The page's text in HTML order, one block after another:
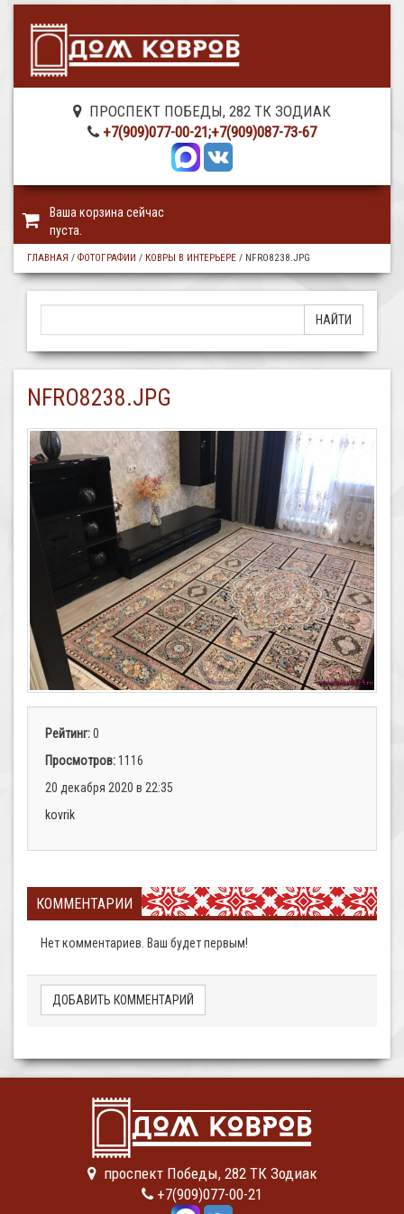
ПРОСПЕКТ ПОБЕДЫ, 282 ТК ЗОДИАК
+7(909)077-00-21;+7(909)087-73-67
Ваша корзина сейчас
пуста.
ГЛАВНАЯ / ФОТОГРАФИИ / КОВРЫ В ИНТЕРЬЕРЕ / NFRO8238.JPG
NFRO8238.JPG
Рейтинг:0
Просмотров:1116
20 декабря 2020 в 22:35
kovrik
КОММЕНТАРИИ
Нет комментариев. Ваш будет первым!
ДОБАВИТЬ КОММЕНТАРИЙ
проспект Победы, 282 ТК Зодиак
+7(909)077-00-21